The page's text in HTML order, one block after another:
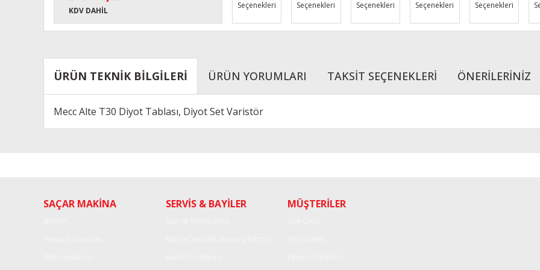
KDV DAHİL
Seçenekleri
Seçenekleri
Seçenekleri
Seçenekleri
Seçenekleri
ÜRÜN TEKNİK BİLGİLERİ ÜRÜN YORUMLARI TAKSİT SEÇENEKLERİ ÖNERİLERİNİZ
Mecc Alte T30 Diyot Tablası, Diyot Set Varistör
Ürün açıklamasında eksik bilgiler bulunuyor.
SAÇAR MAKİNA SERVİS & BAYİLER MÜŞTERİLER